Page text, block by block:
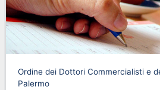
Ordine dei Dottori Commercialisti e
Palermo